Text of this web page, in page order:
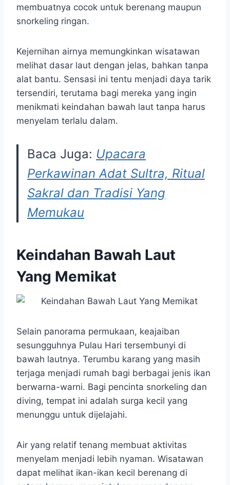
membuatnya cocok untuk berenang maupun
snorkeling ringan.
Kejernihan airnya memungkinkan wisatawan
melihat dasar laut dengan jelas, bahkan tanpa
alat bantu. Sensasi ini tentu menjadi daya tarik
tersendiri, terutama bagi mereka yang ingin
menikmati keindahan bawah laut tanpa harus
menyelam terlalu dalam.
Baca Juga: Upacara
Perkawinan Adat Sultra, Ritual
Sakral dan Tradisi Yang
Memukau
Keindahan Bawah Laut
Yang Memikat
Selain panorama permukaan, keajaiban
sesungguhnya Pulau Hari tersembunyi di
bawah lautnya. Terumbu karang yang masih
terjaga menjadi rumah bagi berbagai jenis ikan
berwarna-warni. Bagi pencinta snorkeling dan
diving, tempat ini adalah surga kecil yang
menunggu untuk dijelajahi.
Air yang relatif tenang membuat aktivitas
menyelam menjadi lebih nyaman. Wisatawan
dapat melihat ikan-ikan kecil berenang di